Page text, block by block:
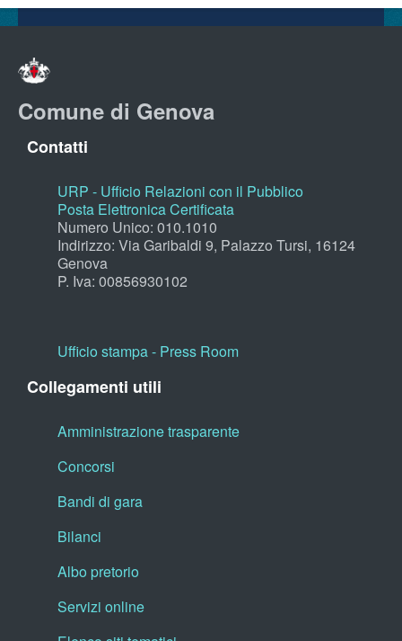
Comune di Genova
Contatti
URP - Ufficio Relazioni con il Pubblico
Posta Elettronica Certificata
Numero Unico: 010.1010
Indirizzo: Via Garibaldi 9, Palazzo Tursi, 16124
Genova
P. Iva: 00856930102
Ufficio stampa - Press Room
Collegamenti utili
Amministrazione trasparente
Concorsi
Bandi di gara
Bilanci
Albo pretorio
Servizi online